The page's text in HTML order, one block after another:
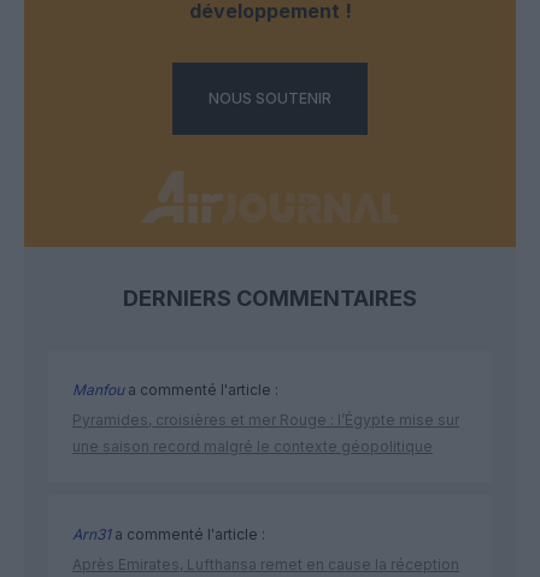
développement !
NOUS SOUTENIR
DERNIERS COMMENTAIRES
Manfoua commenté l'article :
Pyramides, croisières et mer Rouge : l’Égypte mise sur
une saison record malgré le contexte géopolitique
Arn31a commenté l'article :
Après Emirates, Lufthansa remet en cause la réception